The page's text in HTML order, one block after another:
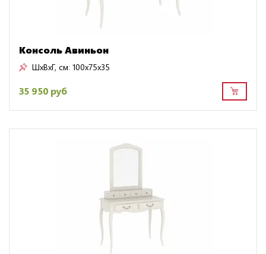
Консоль Авиньон
ШxВxГ, см: 100x75x35
35 950 руб